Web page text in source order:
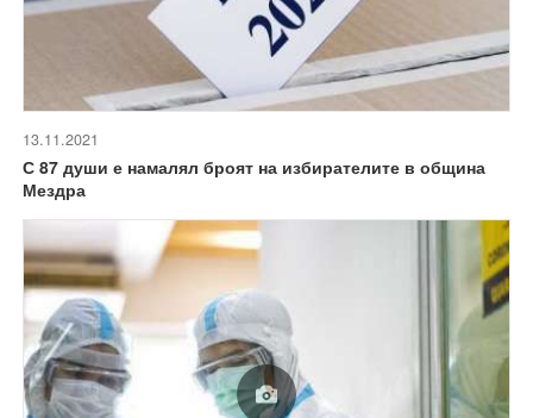
13.11.2021
С 87 души е намалял броят на избирателите в община
Мездра